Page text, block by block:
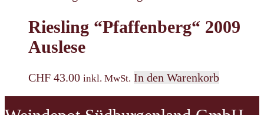
Riesling “Pfaffenberg“ 2009
Auslese
CHF 43.00 inkl. MwSt. In den Warenkorb